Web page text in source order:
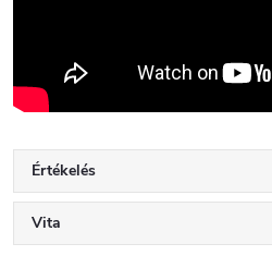
Értékelés
Vita